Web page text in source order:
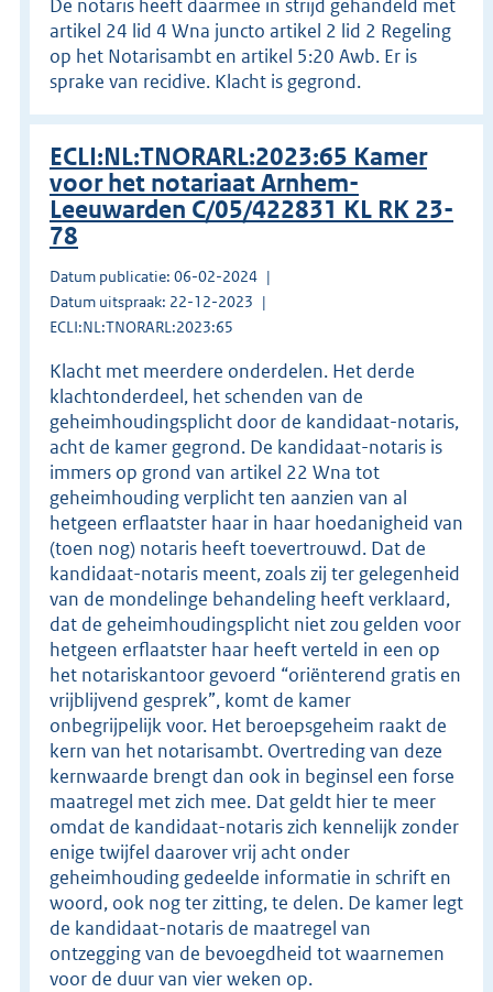
De notaris heeft daarmee in strijd gehandeld met
artikel 24 lid 4 Wna juncto artikel 2 lid 2 Regeling
op het Notarisambt en artikel 5:20 Awb. Er is
sprake van recidive. Klacht is gegrond.
ECLI:NL:TNORARL:2023:65 Kamer
voor het notariaat Arnhem-
Leeuwarden C/05/422831 KL RK 23-
78
Datum publicatie: 06-02-2024
Datum uitspraak: 22-12-2023
ECLI:NL:TNORARL:2023:65
Klacht met meerdere onderdelen. Het derde
klachtonderdeel, het schenden van de
geheimhoudingsplicht door de kandidaat-notaris,
acht de kamer gegrond. De kandidaat-notaris is
immers op grond van artikel 22 Wna tot
geheimhouding verplicht ten aanzien van al
hetgeen erflaatster haar in haar hoedanigheid van
(toen nog) notaris heeft toevertrouwd. Dat de
kandidaat-notaris meent, zoals zij ter gelegenheid
van de mondelinge behandeling heeft verklaard,
dat de geheimhoudingsplicht niet zou gelden voor
hetgeen erflaatster haar heeft verteld in een op
het notariskantoor gevoerd “oriënterend gratis en
vrijblijvend gesprek”, komt de kamer
onbegrijpelijk voor. Het beroepsgeheim raakt de
kern van het notarisambt. Overtreding van deze
kernwaarde brengt dan ook in beginsel een forse
maatregel met zich mee. Dat geldt hier te meer
omdat de kandidaat-notaris zich kennelijk zonder
enige twijfel daarover vrij acht onder
geheimhouding gedeelde informatie in schrift en
woord, ook nog ter zitting, te delen. De kamer legt
de kandidaat-notaris de maatregel van
ontzegging van de bevoegdheid tot waarnemen
voor de duur van vier weken op.